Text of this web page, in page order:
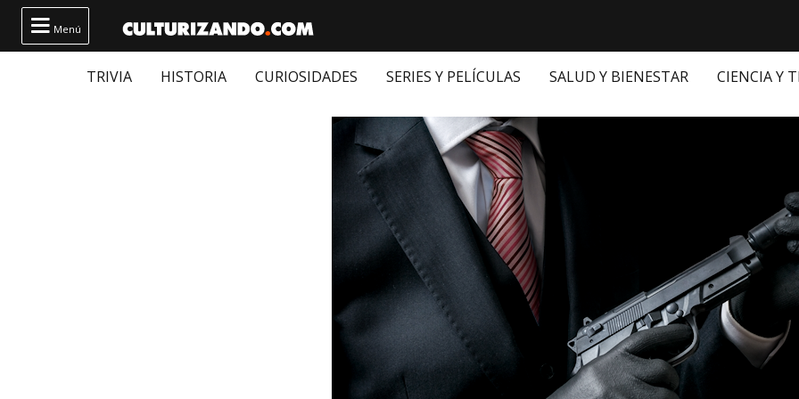
 Menú
TRIVIA HISTORIA CURIOSIDADES SERIES Y PELÍCULAS SALUD Y BIENESTAR CIENCIA Y